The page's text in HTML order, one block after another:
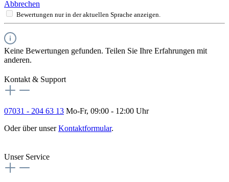
Abbrechen
Bewertungen nur in der aktuellen Sprache anzeigen.
Keine Bewertungen gefunden. Teilen Sie Ihre Erfahrungen mit
anderen.
Kontakt & Support
07031 - 204 63 13 Mo-Fr, 09:00 - 12:00 Uhr
Oder über unserKontaktformular.
Unser Service